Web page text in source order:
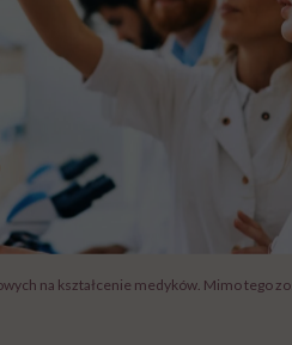
na kształcenie medyków. Mimo tego